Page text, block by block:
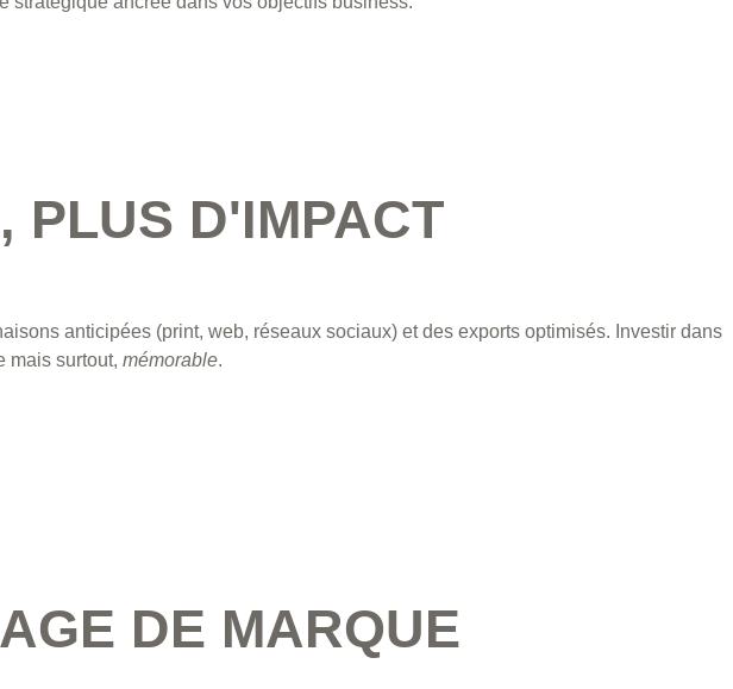
PLUS D'IMPACT
anticipées (print, web, réseaux sociaux) et des exports optimisés. Investir dans
mais surtout, mémorable.
DE MARQUE